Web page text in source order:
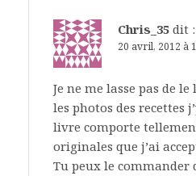
Chris_35 dit :
20 avril, 2012 à
Je ne me lasse pas de
les photos des recettes
livre comporte
originales que j’ai
Tu peux le commander